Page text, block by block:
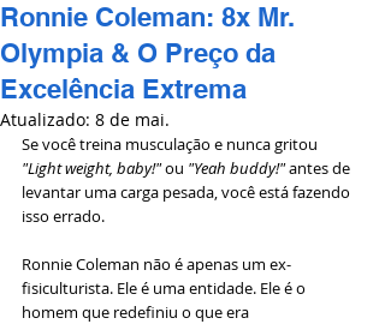
Ronnie Coleman: 8x Mr.
Olympia & O Preço da
Excelência Extrema
Atualizado: 8 de mai.
Se você treina musculação e nunca gritou
"Light weight, baby!" ou "Yeah buddy!" antes de
levantar uma carga pesada, você está fazendo
isso errado.
Ronnie Coleman não é apenas um ex-
fisiculturista. Ele é uma entidade. Ele é o
homem que redefiniu o que era